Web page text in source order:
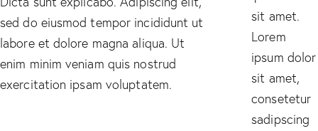
sed do eiusmod tempor incididunt ut
labore et dolore magna aliqua. Ut
enim minim veniam quis nostrud
exercitation ipsam voluptatem.
sit amet.
Lorem
ipsum dolor
sit amet,
consetetur
sadipscing